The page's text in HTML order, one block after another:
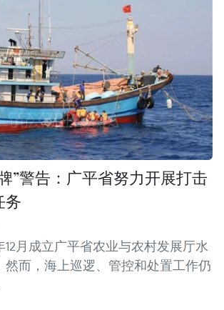
”警告：广平省努力开展打击
务
12月成立广平省农业与农村发展厅水
然而，海上巡逻、管控和处置工作仍